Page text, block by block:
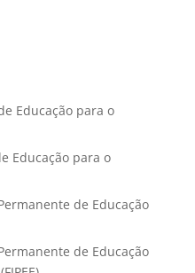
Educação para o
Educação para o
de Educação
de Educação